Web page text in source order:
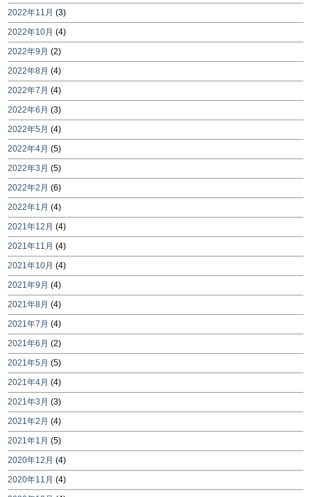
2022年11月 (3)
2022年10月 (4)
2022年9月 (2)
2022年8月 (4)
2022年7月 (4)
2022年6月 (3)
2022年5月 (4)
2022年4月 (5)
2022年3月 (5)
2022年2月 (6)
2022年1月 (4)
2021年12月 (4)
2021年11月 (4)
2021年10月 (4)
2021年9月 (4)
2021年8月 (4)
2021年7月 (4)
2021年6月 (2)
2021年5月 (5)
2021年4月 (4)
2021年3月 (3)
2021年2月 (4)
2021年1月 (5)
2020年12月 (4)
2020年11月 (4)